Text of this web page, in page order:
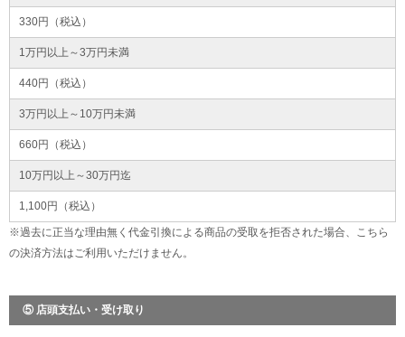
330円（税込）
1万円以上～3万円未満
440円（税込）
3万円以上～10万円未満
660円（税込）
10万円以上～30万円迄
1,100円（税込）
※過去に正当な理由無く代金引換による商品の受取を拒否された場合、こちら
の決済方法はご利用いただけません。
⑤ 店頭支払い・受け取り